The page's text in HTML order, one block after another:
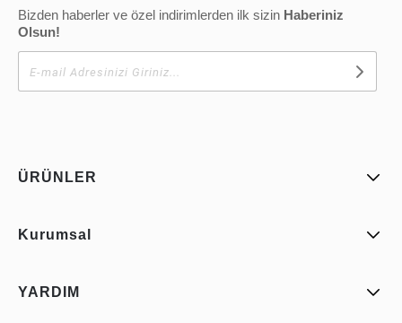
Bizden haberler ve özel indirimlerden ilk sizin Haberiniz
Olsun!
ÜRÜNLER
Kurumsal
YARDIM